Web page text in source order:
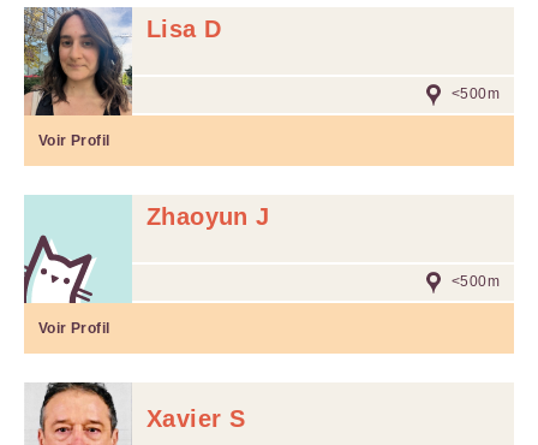
Lisa D
<500m
Voir Profil
Zhaoyun J
<500m
Voir Profil
Xavier S